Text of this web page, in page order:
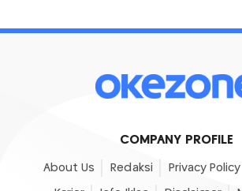
COMPANY PROFILE
About Us Redaksi Privacy Policy